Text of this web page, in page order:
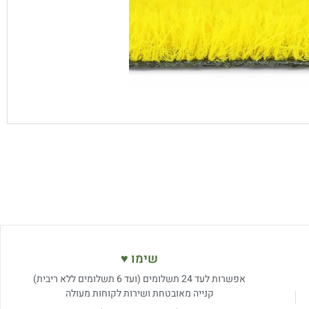
שימו ♥
אפשרות לעד 24 תשלומים (ועד 6 תשלומים ללא ריבית)
קנייה מאובטחת ושירות לקוחות מעולה